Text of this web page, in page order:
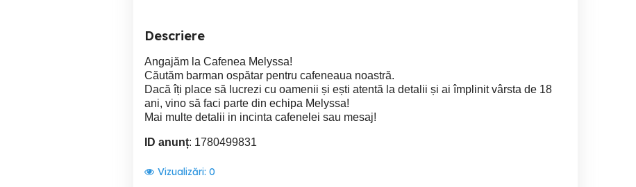
Descriere
Angajăm la Cafenea Melyssa!
Căutăm barman ospătar pentru cafeneaua noastră.
Dacă îți place să lucrezi cu oamenii și ești atentă la detalii și ai împlinit vârsta de 18
ani, vino să faci parte din echipa Melyssa!
Mai multe detalii in incinta cafenelei sau mesaj!
ID anunț: 1780499831
Vizualizări: 0